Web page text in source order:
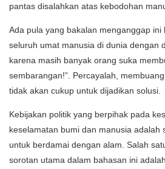
pantas disalahkan atas kebodohan
Ada pula yang bakalan menganggap ini
seluruh umat manusia di dunia dengan
karena masih banyak orang suka
sembarangan!”. Percayalah,
tidak akan cukup untuk dijadikan solusi.
Kebijakan politik yang berpihak pada
keselamatan bumi dan manusia adalah
untuk berdamai dengan alam. Salah
sorotan utama dalam bahasan ini